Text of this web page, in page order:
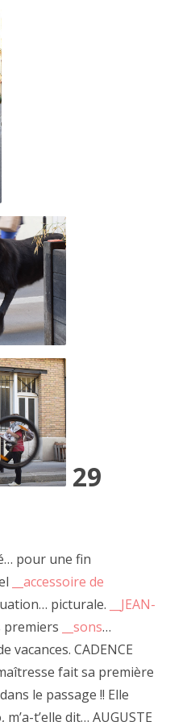
29
pour une fin
__accessoire de
picturale.
__JEAN-
premiers __sons…
vacances. CADENCE
fait sa première
le passage !! Elle
t’elle dit… AUGUSTE
Robert Filiou "l'art
que l'art" (à répeter
en crise existentielle entre